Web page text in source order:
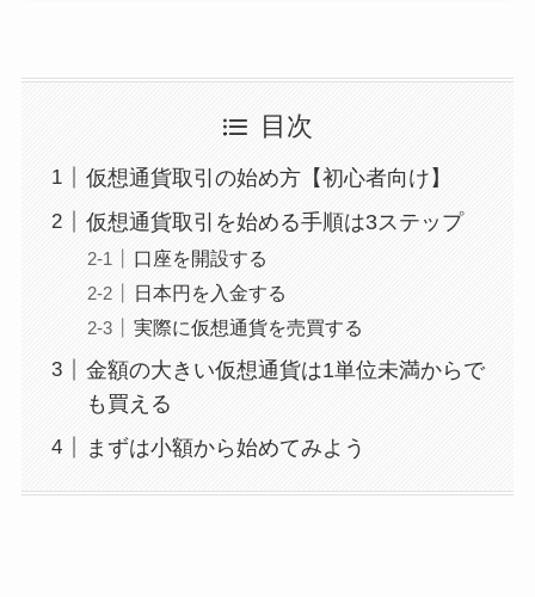
目次
仮想通貨取引の始め方【初心者向け】
仮想通貨取引を始める手順は3ステップ
口座を開設する
日本円を入金する
実際に仮想通貨を売買する
金額の大きい仮想通貨は1単位未満からで
も買える
まずは小額から始めてみよう